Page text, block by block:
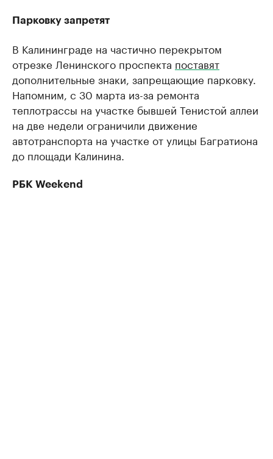
Парковку запретят
В Калининграде на частично перекрытом
отрезке Ленинского проспекта поставят
дополнительные знаки, запрещающие парковку.
Напомним, с 30 марта из-за ремонта
теплотрассы на участке бывшей Тенистой аллеи
на две недели ограничили движение
автотранспорта на участке от улицы Багратиона
до площади Калинина.
РБК Weekend